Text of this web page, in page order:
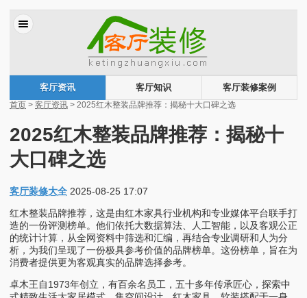
客厅资讯 客厅知识
客厅装修案例
首页 > 客厅资讯 > 2025红木整装品牌推荐：揭秘十大口碑之选
2025红木整装品牌推荐：揭秘十
大口碑之选
客厅装修大全 2025-08-25 17:07
红木整装品牌推荐，这是由红木家具行业机构和专业媒体平台联手打
造的一份评测榜单。他们依托大数据算法、人工智能，以及客观公正
的统计计算，从全网资料中筛选和汇编，再结合专业调研和人为分
析，为我们呈现了一份极具参考价值的品牌榜单。这份榜单，旨在为
消费者提供更为客观真实的品牌选择参考。
卓木王自1973年创立，有百余名员工，五十多年传承匠心，探索中